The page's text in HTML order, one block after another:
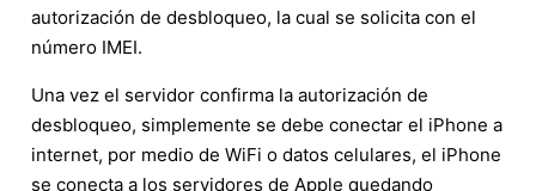
autorización de desbloqueo, la cual se solicita con el
número IMEI.
Una vez el servidor confirma la autorización de
desbloqueo, simplemente se debe conectar el iPhone a
internet, por medio de WiFi o datos celulares, el iPhone
se conecta a los servidores de Apple quedando